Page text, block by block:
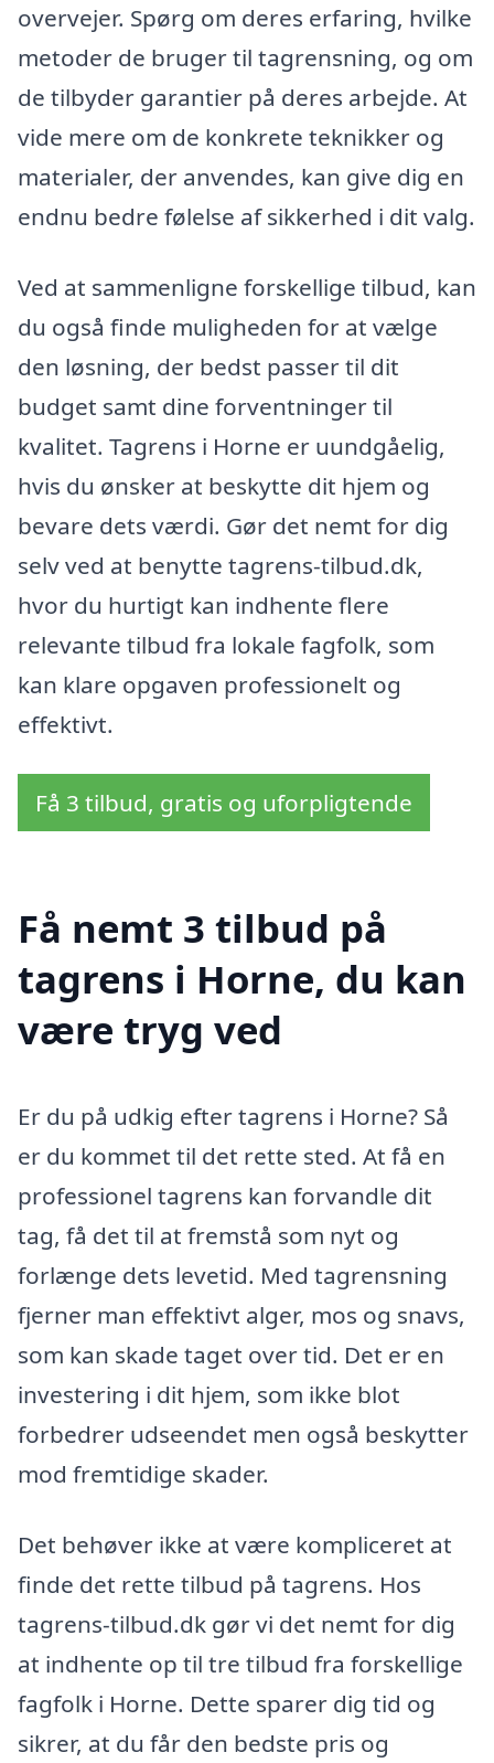
overvejer. Spørg om deres erfaring, hvilke
metoder de bruger til tagrensning, og om
de tilbyder garantier på deres arbejde. At
vide mere om de konkrete teknikker og
materialer, der anvendes, kan give dig en
endnu bedre følelse af sikkerhed i dit valg.
Ved at sammenligne forskellige tilbud, kan
du også finde muligheden for at vælge
den løsning, der bedst passer til dit
budget samt dine forventninger til
kvalitet. Tagrens i Horne er uundgåelig,
hvis du ønsker at beskytte dit hjem og
bevare dets værdi. Gør det nemt for dig
selv ved at benytte tagrens-tilbud.dk,
hvor du hurtigt kan indhente flere
relevante tilbud fra lokale fagfolk, som
kan klare opgaven professionelt og
effektivt.
Få 3 tilbud, gratis og uforpligtende
Få nemt 3 tilbud på
tagrens i Horne, du kan
være tryg ved
Er du på udkig efter tagrens i Horne? Så
er du kommet til det rette sted. At få en
professionel tagrens kan forvandle dit
tag, få det til at fremstå som nyt og
forlænge dets levetid. Med tagrensning
fjerner man effektivt alger, mos og snavs,
som kan skade taget over tid. Det er en
investering i dit hjem, som ikke blot
forbedrer udseendet men også beskytter
mod fremtidige skader.
Det behøver ikke at være kompliceret at
finde det rette tilbud på tagrens. Hos
tagrens-tilbud.dk gør vi det nemt for dig
at indhente op til tre tilbud fra forskellige
fagfolk i Horne. Dette sparer dig tid og
sikrer, at du får den bedste pris og